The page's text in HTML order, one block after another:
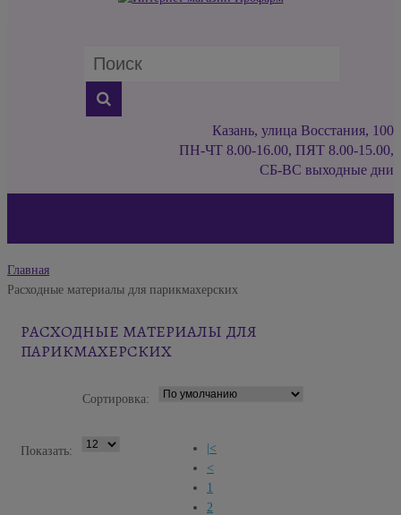
Казань, улица Восстания, 100
ПН-ЧТ 8.00-16.00, ПЯТ 8.00-15.00,
СБ-ВС выходные дни
Главная
Расходные материалы для парикмахерских
РАСХОДНЫЕ МАТЕРИАЛЫ ДЛЯ
ПАРИКМАХЕРСКИХ
Сортировка:
Показать:
|<
<
1
2